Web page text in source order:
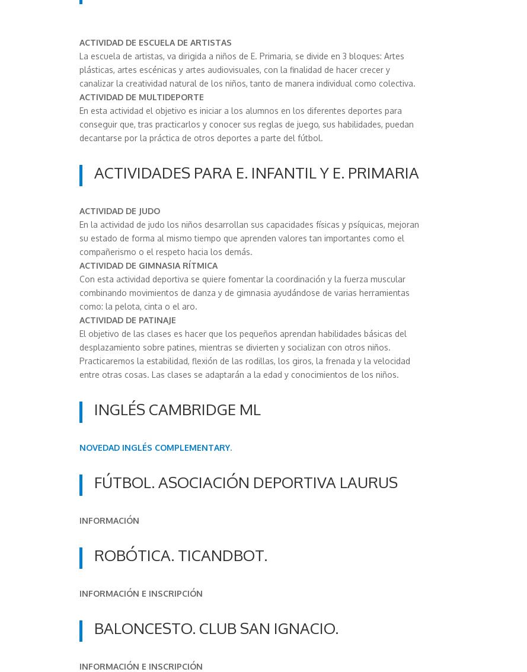
ACTIVIDAD DE ESCUELA DE ARTISTAS
La escuela de artistas, va dirigida a niños de E. Primaria, se divide en 3 bloques: Artes
plásticas, artes escénicas y artes audiovisuales, con la finalidad de hacer crecer y
canalizar la creatividad natural de los niños, tanto de manera individual como colectiva.
ACTIVIDAD DE MULTIDEPORTE
En esta actividad el objetivo es iniciar a los alumnos en los diferentes deportes para
conseguir que, tras practicarlos y conocer sus reglas de juego, sus habilidades, puedan
decantarse por la práctica de otros deportes a parte del fútbol.
ACTIVIDADES PARA E. INFANTIL Y E. PRIMARIA
ACTIVIDAD DE JUDO
En la actividad de judo los niños desarrollan sus capacidades físicas y psíquicas, mejoran
su estado de forma al mismo tiempo que aprenden valores tan importantes como el
compañerismo o el respeto hacia los demás.
ACTIVIDAD DE GIMNASIA RÍTMICA
Con esta actividad deportiva se quiere fomentar la coordinación y la fuerza muscular
combinando movimientos de danza y de gimnasia ayudándose de varias herramientas
como: la pelota, cinta o el aro.
ACTIVIDAD DE PATINAJE
El objetivo de las clases es hacer que los pequeños aprendan habilidades básicas del
desplazamiento sobre patines, mientras se divierten y socializan con otros niños.
Practicaremos la estabilidad, flexión de las rodillas, los giros, la frenada y la velocidad
entre otras cosas. Las clases se adaptarán a la edad y conocimientos de los niños.
INGLÉS CAMBRIDGE ML
NOVEDAD INGLÉS COMPLEMENTARY.
FÚTBOL. ASOCIACIÓN DEPORTIVA LAURUS
INFORMACIÓN
ROBÓTICA. TICANDBOT.
INFORMACIÓN E INSCRIPCIÓN
BALONCESTO. CLUB SAN IGNACIO.
INFORMACIÓN E INSCRIPCIÓN